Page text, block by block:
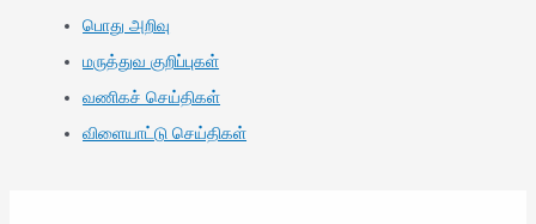
பொது அறிவு
மருத்துவ குறிப்புகள்
வணிகச் செய்திகள்
விளையாட்டு செய்திகள்